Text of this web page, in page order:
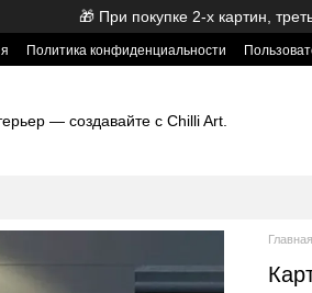
🎁 При покупке 2-х картин,
Политика конфиденциальности
— создавайте с Chilli Art.
Главная